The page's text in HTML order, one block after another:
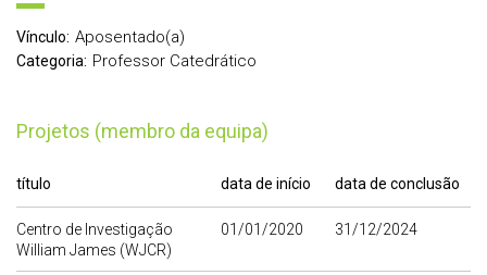
Vínculo: Aposentado(a)
Categoria: Professor Catedrático
Projetos (membro da equipa)
título data de início data de conclusão
Centro de Investigação
William James (WJCR)
01/01/2020 31/12/2024